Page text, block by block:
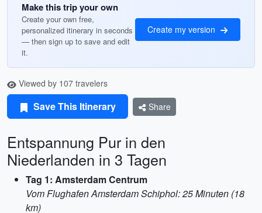
Make this trip your own
Create your own free,
personalized itinerary in seconds
— then sign up to save and edit
it.
Create my version
Viewed by 107 travelers
Save This Itinerary Share
Entspannung Pur in den
Niederlanden in 3 Tagen
Tag 1: Amsterdam Centrum
Vom Flughafen Amsterdam Schiphol: 25 Minuten (18
km)